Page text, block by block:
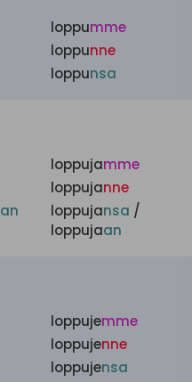
loppumme
loppunne
loppunsa
an
loppujamme
loppujanne
loppujansa /
loppujaan
loppujemme
loppujenne
loppujensa